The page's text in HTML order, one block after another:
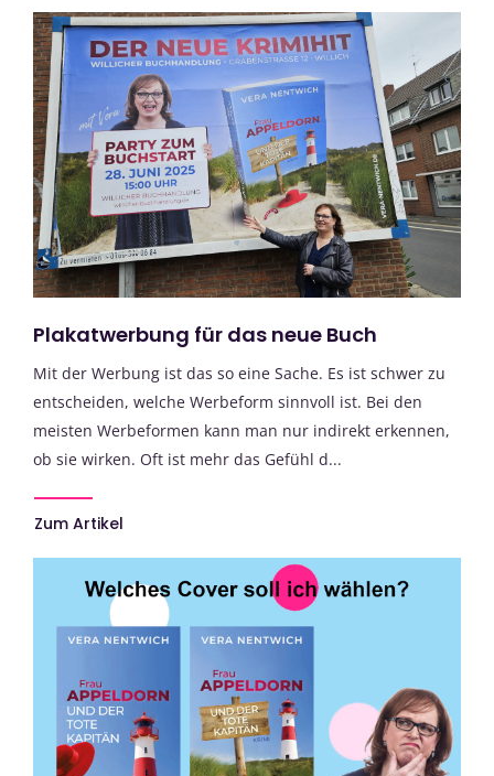
Plakatwerbung für das neue Buch
Mit der Werbung ist das so eine Sache. Es ist schwer zu
entscheiden, welche Werbeform sinnvoll ist. Bei den
meisten Werbeformen kann man nur indirekt erkennen,
ob sie wirken. Oft ist mehr das Gefühl d...
Zum Artikel